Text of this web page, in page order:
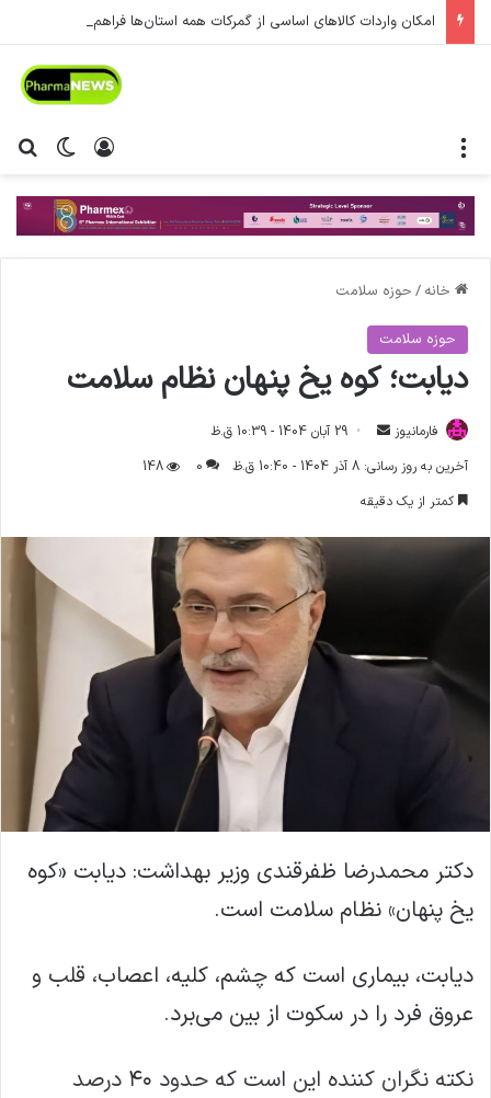
امکان واردات کالاهای اساسی از گمرکات همه استان‌ها فراهم شد.
تغییر ورود
خانه / حوزه سلامت
حوزه سلامت
دیابت؛ کوه یخ پنهان نظام سلامت
فارمانیوز
ا
ل
ل
29 آبان 1404 - 10:39 ق.ظ
آخرین به روز رسانی: 8 آذر 1404 - 10:40 ق.ظ
0
148
کمتر از یک دقیقه
دکتر محمدرضا ظفرقندی وزیر بهداشت: دیابت «کوه
یخ پنهان» نظام سلامت است.
دیابت، بیماری‌ است که چشم، کلیه، اعصاب، قلب و
عروق فرد را در سکوت از بین می‌برد.
نکته نگران‌ کننده این است که حدود ۴۰ درصد